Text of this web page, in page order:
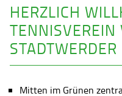
HERZLICH
STADTWERDER
Mitten im Grünen